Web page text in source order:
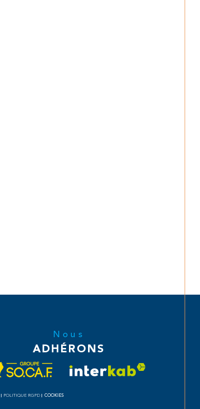
Nous
ADHÉRONS
POLITIQUE RGPD COOKIES